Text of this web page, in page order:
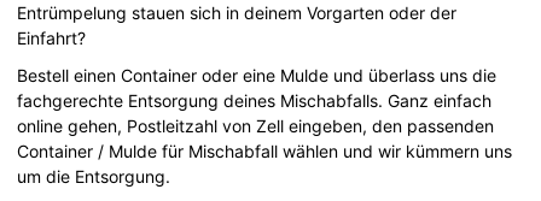
Entrümpelung stauen sich in deinem Vorgarten oder der
Einfahrt?
Bestell einen Container oder eine Mulde und überlass uns die
fachgerechte Entsorgung deines Mischabfalls. Ganz einfach
online gehen, Postleitzahl von Zell eingeben, den passenden
Container / Mulde für Mischabfall wählen und wir kümmern uns
um die Entsorgung.